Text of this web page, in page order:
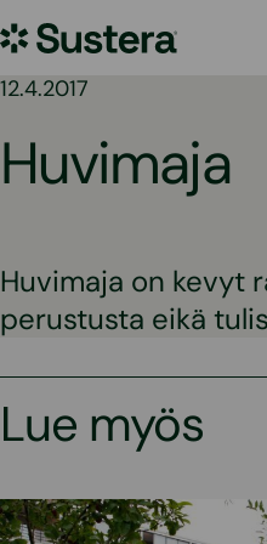
sisältöön
Sustera
12.4.2017
Huvimaja
Huvimaja on kevyt
perustusta eikä
Lue myös